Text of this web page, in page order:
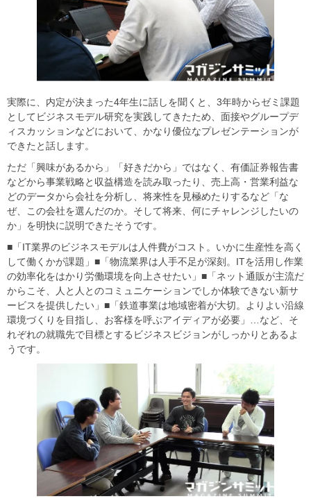
実際に、内定が決まった4年生に話しを聞くと、3年時からゼミ課題
としてビジネスモデル研究を実践してきたため、面接やグループデ
ィスカッションなどにおいて、かなり優位なプレゼンテーションが
できたと話します。
ただ「興味があるから」「好きだから」ではなく、有価証券報告書
などから事業戦略と収益構造を読み取ったり、売上高・営業利益な
どのデータから会社を分析し、将来性を見極めたりするなど「な
ぜ、この会社を選んだのか。そして将来、何にチャレンジしたいの
か」を明快に説明できたそうです。
■「IT業界のビジネスモデルは人件費がコスト。いかに生産性を高く
して働くかが課題」■「物流業界は人手不足が深刻。ITを活用し作業
の効率化をはかり労働環境を向上させたい」■「ネット通販が主流だ
からこそ、人と人とのコミュニケーションでしか体験できない新サ
ービスを提供したい」■「鉄道事業は地域密着が大切。よりよい沿線
環境づくりを目指し、お客様を呼ぶアイディアが必要」…など、そ
れぞれの就職先で目標とするビジネスビジョンがしっかりとあるよ
うです。